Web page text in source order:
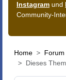
Instagram und
Community-
Home Forum
Dieses